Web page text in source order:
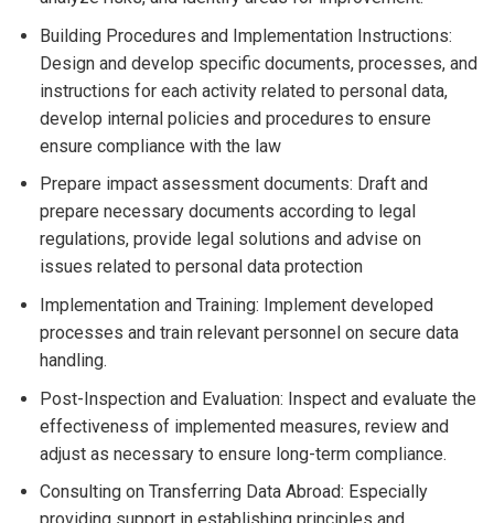
Building Procedures and Implementation Instructions:
Design and develop specific documents, processes, and
instructions for each activity related to personal data,
develop internal policies and procedures to ensure
ensure compliance with the law
Prepare impact assessment documents: Draft and
prepare necessary documents according to legal
regulations, provide legal solutions and advise on
issues related to personal data protection
Implementation and Training: Implement developed
processes and train relevant personnel on secure data
handling.
Post-Inspection and Evaluation: Inspect and evaluate the
effectiveness of implemented measures, review and
adjust as necessary to ensure long-term compliance.
Consulting on Transferring Data Abroad: Especially